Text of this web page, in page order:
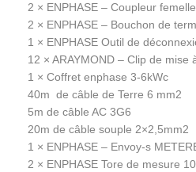
2 × ENPHASE – Coupleur femelle
2 × ENPHASE – Bouchon de
1 × ENPHASE Outil de
12 × ARAYMOND – Clip de mise
1 × Coffret enphase 3-6kWc
40m de câble de Terre 6 mm2
5m de câble AC 3G6
20m de câble souple 2×2,5mm2
1 × ENPHASE – Envoy-s
2 × ENPHASE Tore de mesure